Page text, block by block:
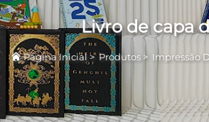
Livro de capa
Página Inicial>Produtos > Impressão